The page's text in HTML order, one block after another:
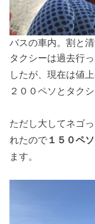
バスの車内。割と
タクシーは過去行
したが、現在は値
２００ペソとタク
ただし大してネゴ
れたので １５０ペ
ます。